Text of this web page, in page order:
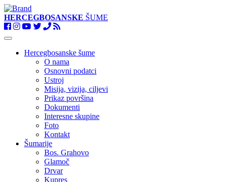
HERCEGBOSANSKE ŠUME
Toggle
navigationHercegbosanske šume
O nama
Osnovni podatci
Ustroj
Misija, vizija, ciljevi
Prikaz površina
Dokumenti
Interesne skupine
Foto
Kontakt
Šumarije
Bos. Grahovo
Glamoč
Drvar
Kupres